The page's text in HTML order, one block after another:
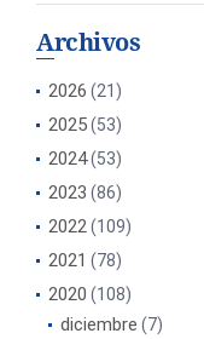
Archivos
2026 (21)
2025(53)
2024(53)
2023 (86)
2022(109)
2021 (78)
2020 (108)
diciembre (7)